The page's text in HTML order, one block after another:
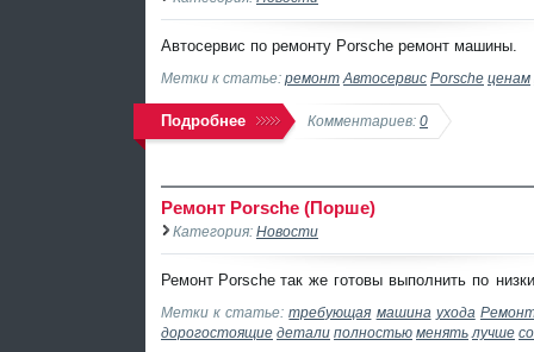
Автосервис по ремонту Porsche ремонт машины.
Метки к статье: ремонт Автосервис Porsche ценам
Подробнее Комментариев: 0
Ремонт Porsche (Порше)
Категория: Новости
Ремонт Porsche так же готовы выполнить по
Метки к статье:требующая машина ухода
дорогостоящие детали полностью менять лучше